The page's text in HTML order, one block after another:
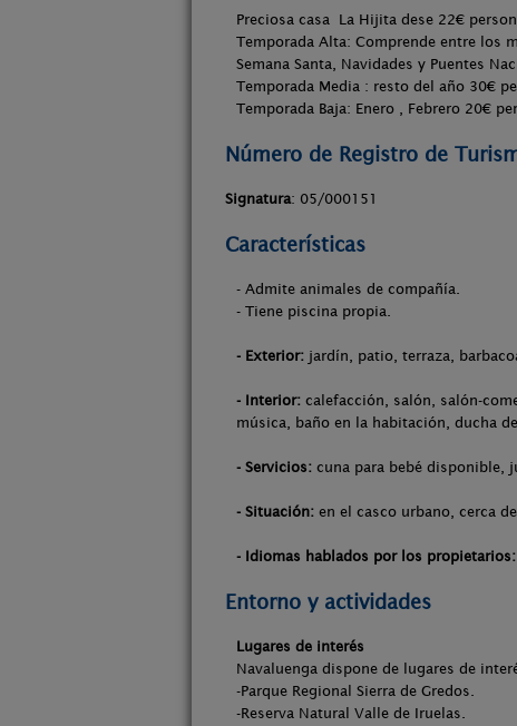
Preciosa casa La Hijita dese 22€
Temporada Alta: Comprende entre los
Semana Santa, Navidades y Puentes
Temporada Media : resto del año 30€
Temporada Baja: Enero , Febrero 20€
Número de Registro de
Signatura: 05/000151
Características
- Admite animales de compañía.
- Tiene piscina propia.
- Exterior: jardín, patio, terraza,
- Interior: calefacción, salón, salón-
música, baño en la habitación, ducha
- Servicios: cuna para bebé disponible,
- Situación: en el casco urbano, cerca
- Idiomas hablados por los propietarios:
Entorno y actividades
Lugares de interés
Navaluenga dispone de lugares de
-Parque Regional Sierra de Gredos.
-Reserva Natural Valle de Iruelas.